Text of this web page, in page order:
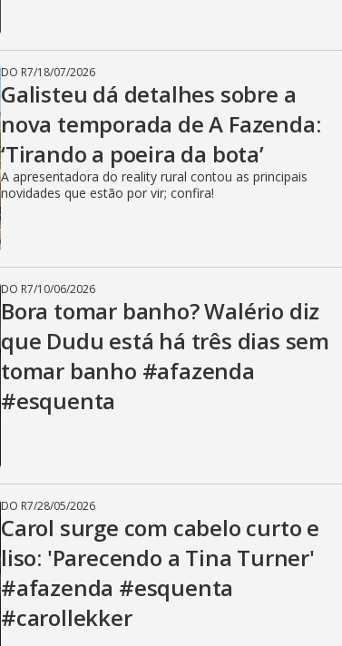
DO R7/18/07/2026
Galisteu dá detalhes sobre a
nova temporada de A Fazenda:
‘Tirando a poeira da bota’
A apresentadora do reality rural contou as principais
novidades que estão por vir; confira!
DO R7/10/06/2026
Bora tomar banho? Walério diz
que Dudu está há três dias sem
tomar banho #afazenda
#esquenta
DO R7/28/05/2026
Carol surge com cabelo curto e
liso: 'Parecendo a Tina Turner'
#afazenda #esquenta
#carollekker